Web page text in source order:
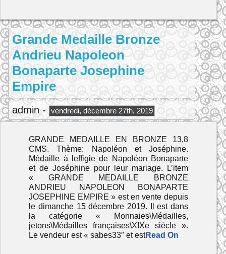
Grande Medaille Bronze
Andrieu Napoleon
Bonaparte Josephine
Empire
admin - vendredi, décembre 27th, 2019
GRANDE MEDAILLE EN BRONZE 13,8
CMS. Thème: Napoléon et Joséphine.
Médaille à leffigie de Napoléon Bonaparte
et de Joséphine pour leur mariage. L’item
« GRANDE MEDAILLE BRONZE
ANDRIEU NAPOLEON BONAPARTE
JOSEPHINE EMPIRE » est en vente depuis
le dimanche 15 décembre 2019. Il est dans
la catégorie « Monnaies\Médailles,
jetons\Médailles françaises\XIXe siècle ».
Le vendeur est « sabes33″ et estRead On